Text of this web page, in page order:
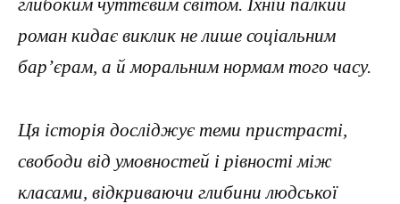
глибоким чуттєвим світом. Їхній палкий
роман кидає виклик не лише соціальним
бар’єрам, а й моральним нормам того часу.
Ця історія досліджує теми пристрасті,
свободи від умовностей і рівності між
класами, відкриваючи глибини людської